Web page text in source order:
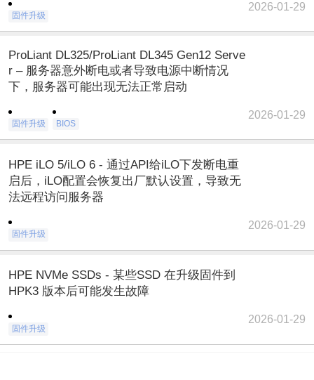
固件升级
2026-01-29
ProLiant DL325/ProLiant DL345 Gen12 Serve
r – 服务器意外断电或者导致电源中断情况
下，服务器可能出现无法正常启动
固件升级 BIOS
2026-01-29
HPE iLO 5/iLO 6 - 通过API给iLO下发断电重
启后，iLO配置会恢复出厂默认设置，导致无
法远程访问服务器
固件升级
2026-01-29
HPE NVMe SSDs - 某些SSD 在升级固件到
HPK3 版本后可能发生故障
固件升级
2026-01-29